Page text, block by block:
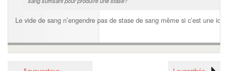
Le vide de sang n’engendre pas de stase de sang même si c’est une